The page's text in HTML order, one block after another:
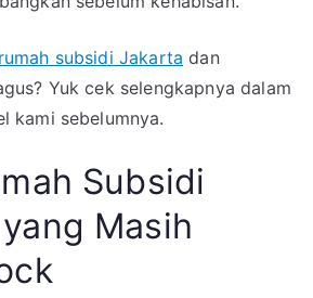
rumah subsidi Jakarta dan
Yuk cek selengkapnya dalam
kami sebelumnya.
Subsidi
Masih